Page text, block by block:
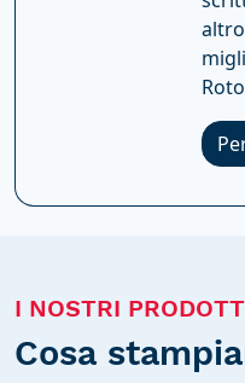
I NOSTRI
Cosa